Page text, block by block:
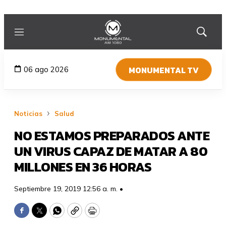
Menú
Mostrar
06 ago 2026 MONUMENTAL TV
Noticias Salud
NO ESTAMOS PREPARADOS ANTE
UN VIRUS CAPAZ DE MATAR A 80
MILLONES EN 36 HORAS
Septiembre 19, 2019 12:56 a. m. •
Facebook
TwitterWhatsApp
CopyPrint